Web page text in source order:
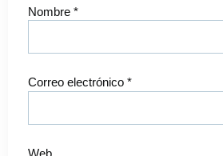
Nombre *
Correo electrónico *
Web